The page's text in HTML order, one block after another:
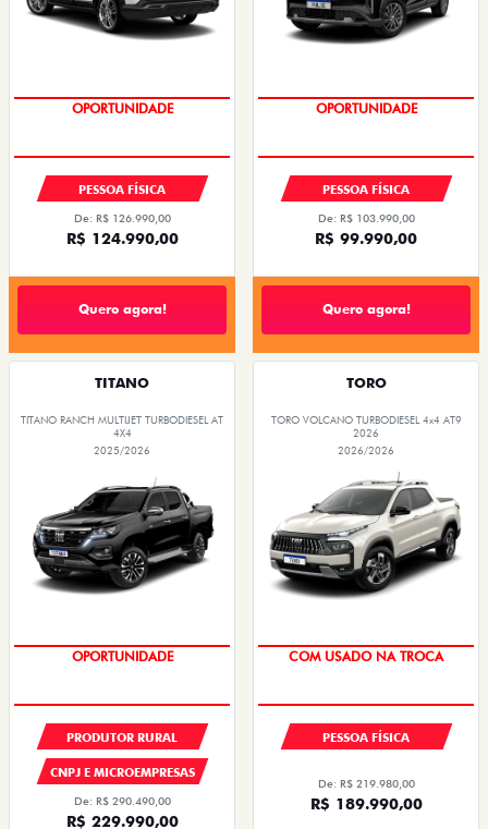
OPORTUNIDADE
PESSOA FÍSICA
De: R$ 126.990,00
R$ 124.990,00
Quero agora!
OPORTUNIDADE
PESSOA FÍSICA
De: R$ 103.990,00
R$ 99.990,00
Quero agora!
TITANO
TITANO RANCH MULTIJET TURBODIESEL AT
4X4
2025/2026
OPORTUNIDADE
PRODUTOR RURAL
CNPJ E MICROEMPRESAS
De: R$ 290.490,00
R$ 229.990,00
TORO
TORO VOLCANO TURBODIESEL 4x4 AT9
2026
2026/2026
COM USADO NA TROCA
PESSOA FÍSICA
De: R$ 219.980,00
R$ 189.990,00